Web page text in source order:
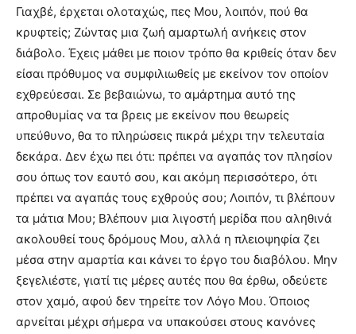
Γιαχβέ, έρχεται ολοταχώς, πες Μου, λοιπόν, πού θα
κρυφτείς; Ζώντας μια ζωή αμαρτωλή ανήκεις στον
διάβολο. Έχεις μάθει µε ποιον τρόπο θα κριθείς όταν δεν
είσαι πρόθυμος να συμφιλιωθείς µε εκείνον τον οποίον
εχθρεύεσαι. Σε βεβαιώνω, το αμάρτημα αυτό της
απροθυμίας να τα βρεις µε εκείνον που θεωρείς
υπεύθυνο, θα το πληρώσεις πικρά μέχρι την τελευταία
δεκάρα. Δεν έχω πει ότι: πρέπει να αγαπάς τον πλησίον
σου όπως τον εαυτό σου, και ακόμη περισσότερο, ότι
πρέπει να αγαπάς τους εχθρούς σου; Λοιπόν, τι βλέπουν
τα µάτια Μου; Βλέπουν μια λιγοστή μερίδα που αληθινά
ακολουθεί τους δρόμους Μου, αλλά η πλειοψηφία ζει
μέσα στην αμαρτία και κάνει το έργο του διαβόλου. Μην
ξεγελιέστε, γιατί τις μέρες αυτές που θα έρθω, οδεύετε
στον χαμό, αφού δεν τηρείτε τον Λόγο Μου. Όποιος
αρνείται μέχρι σήμερα να υπακούσει στους κανόνες